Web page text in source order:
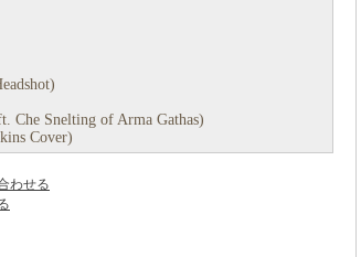
Che Snelting of Arma Gathas)
Cover)
わせる